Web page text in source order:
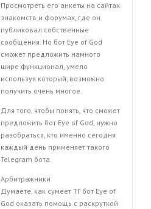
Просмотреть его анкеты на сайтах
знакомств и форумах, где он
публиковал собственные
сообщения. Но бот Eye of God
сможет предложить намного
шире функционал, умело
используя который, возможно
получить очень многое.
Для того, чтобы понять, что сможет
предложить бот Eye of God, нужно
разобраться, кто именно сегодня
каждый день применяет такого
Telegram бота.
Арбитражники
Думаете, как сумеет ТГ бот Eye of
God оказать помощь с раскруткой